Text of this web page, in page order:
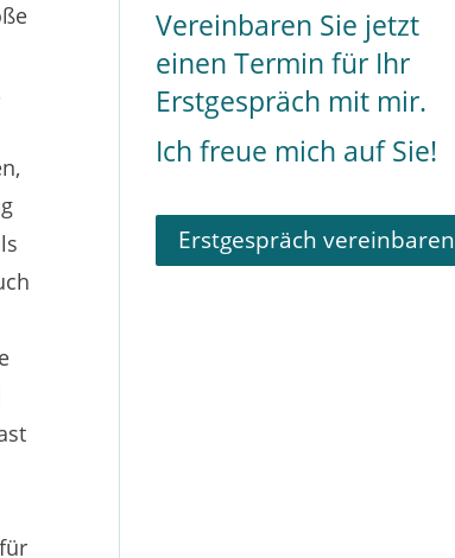
Vereinbaren Sie jetzt
einen Termin für Ihr
Erstgespräch mit mir.
Ich freue mich auf Sie!
Erstgespräch vereinbaren